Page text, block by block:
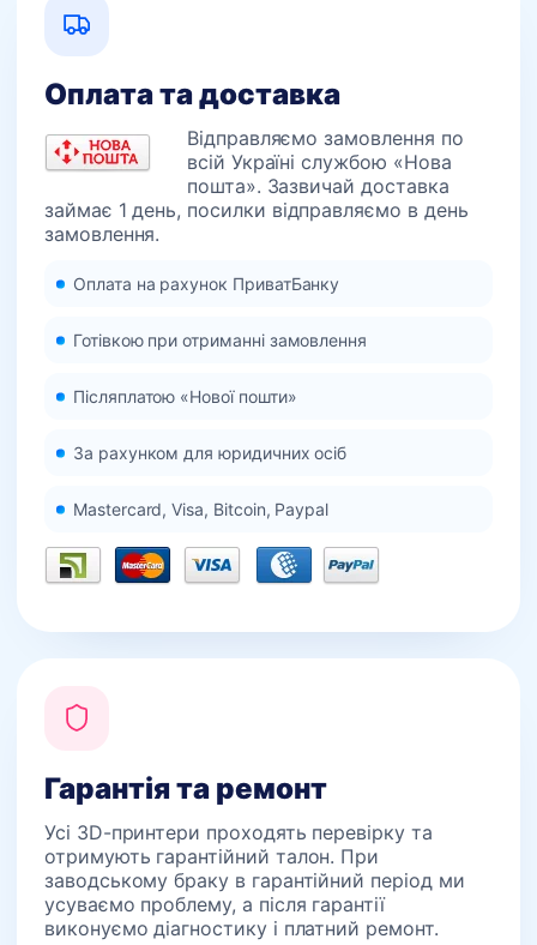
Оплата та доставка
Відправляємо замовлення по
всій Україні службою «Нова
пошта». Зазвичай доставка
займає 1 день, посилки відправляємо в день
замовлення.
Оплата на рахунок ПриватБанку
Готівкою при отриманні замовлення
Післяплатою «Нової пошти»
За рахунком для юридичних осіб
Mastercard, Visa, Bitcoin, Paypal
Гарантія та ремонт
Усі 3D-принтери проходять перевірку та
отримують гарантійний талон. При
заводському браку в гарантійний період ми
усуваємо проблему, а після гарантії
виконуємо діагностику і платний ремонт.